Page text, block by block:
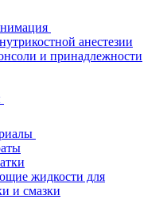
анестезии
и принадлежности
жидкости для
и смазки